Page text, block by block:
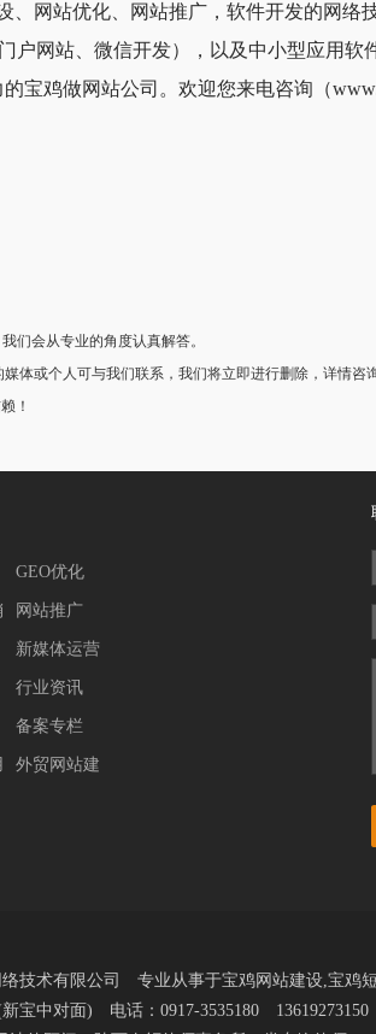
网站优化、网站推广，软件开发的网络
户网站、微信开发），以及中小型应用
鸡做网站公司。欢迎您来电咨询（
们会从专业的角度认真解答。
个人可与我们联系，我们将立即进行删除，详情咨
！
GEO优化
网站推广
新媒体运营
行业资讯
备案专栏
外贸网站建
技术有限公司 专业从事于宝鸡网站建设,宝鸡
宝中对面) 电话：0917-3535180